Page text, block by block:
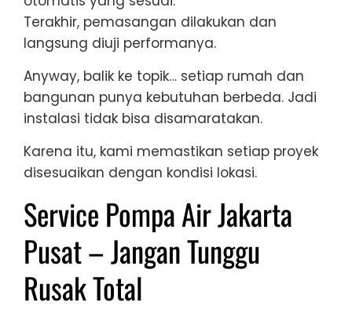
Terakhir, pemasangan dilakukan dan
langsung diuji performanya.
Anyway, balik ke topik… setiap rumah dan
bangunan punya kebutuhan berbeda. Jadi
instalasi tidak bisa disamaratakan.
Karena itu, kami memastikan setiap proyek
disesuaikan dengan kondisi lokasi.
Service Pompa Air Jakarta
Pusat – Jangan Tunggu
Rusak Total